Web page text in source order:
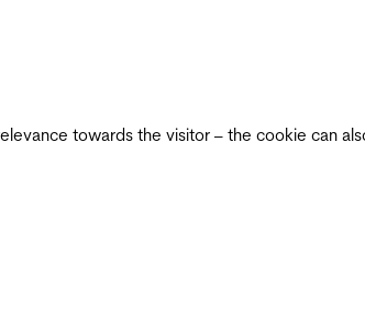
towards the visitor – the cookie can